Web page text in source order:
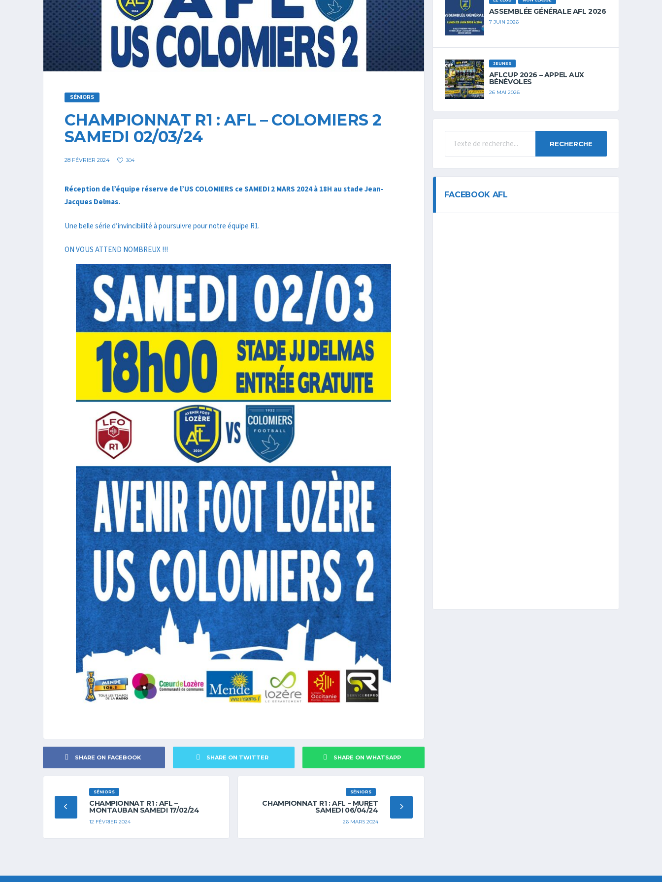
SÉNIORS
CHAMPIONNAT R1 : AFL – COLOMIERS 2
SAMEDI 02/03/24
28 FÉVRIER 2024 304
Réception de l’équipe réserve de l’US COLOMIERS ce SAMEDI 2 MARS 2024 à 18H au stade Jean-
Jacques Delmas.
Une belle série d’invincibilité à poursuivre pour notre équipe R1.
ON VOUS ATTEND NOMBREUX !!!
SHARE ON FACEBOOK SHARE ON TWITTER SHARE ON WHATSAPP
SÉNIORS
CHAMPIONNAT R1 : AFL –
MONTAUBAN SAMEDI 17/02/24
12 FÉVRIER 2024
SÉNIORS
CHAMPIONNAT R1 : AFL – MURET
SAMEDI 06/04/24
26 MARS 2024
ASSEMBLÉE GÉNÉRALE AFL 2026
7 JUIN 2026
JEUNES
AFLCUP 2026 – APPEL AUX
BÉNÉVOLES
26 MAI 2026
RECHERCHE
FACEBOOK AFL